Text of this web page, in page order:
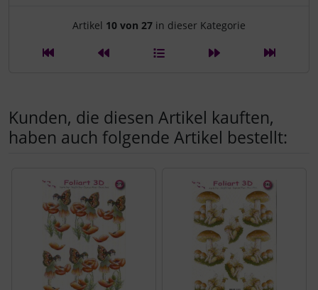
Artikelnavigation innerhalb
Artikel 10 von 27 in dieser Kategorie
Kunden, die diesen Artikel kauften,
haben auch folgende Artikel bestellt: